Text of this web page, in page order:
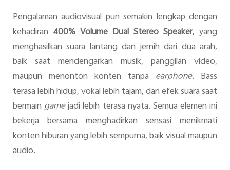
Pengalaman audiovisual pun semakin lengkap dengan
kehadiran 400% Volume Dual Stereo Speaker, yang
menghasilkan suara lantang dan jernih dari dua arah,
baik saat mendengarkan musik, panggilan video,
maupun menonton konten tanpa earphone. Bass
terasa lebih hidup, vokal lebih tajam, dan efek suara saat
bermaingamejadi lebih terasa nyata. Semua elemen ini
bekerja bersama menghadirkan sensasi menikmati
konten hiburan yang lebih sempurna, baik visual maupun
audio.